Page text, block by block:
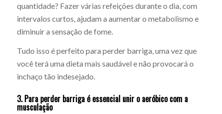
quantidade? Fazer várias refeições durante o dia, com
intervalos curtos, ajudam a aumentar o metabolismo e
diminuir a sensação de fome.
Tudo isso é perfeito para perder barriga, uma vez que
você terá uma dieta mais saudável e não provocará o
inchaço tão indesejado.
3. Para perder barriga é essencial unir o aeróbico com a
musculação